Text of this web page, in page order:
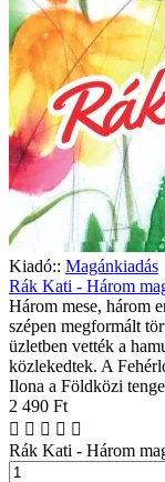
Kiadó:: Magánkiadás
Rák Kati - Három
Három mese, három
szépen megformált
üzletben vették a
közlekedtek. A
Ilona a Földközi
2 490 Ft
Rák Kati - Három